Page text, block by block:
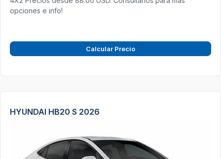
opciones e info!
Calcular Precio
HYUNDAI HB20 S 2026